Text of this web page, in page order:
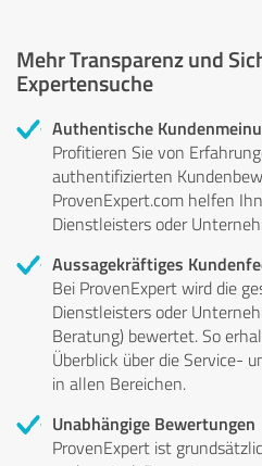
Mehr Transparenz und
Expertensuche
Authentische
Profitieren Sie von
authentifizierten
ProvenExpert.com helfen
Dienstleisters oder
Aussagekräftiges
Bei ProvenExpert wird die
Dienstleisters oder
Beratung) bewertet. So
Überblick über die Service-
in allen Bereichen.
Unabhängige Bewertungen
ProvenExpert ist